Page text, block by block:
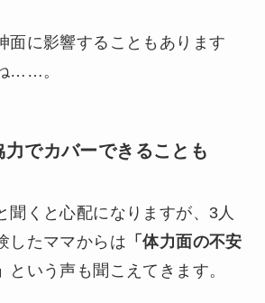
面に影響することもあります
……。
でカバーできることも
聞くと心配になりますが、3人
したママからは 「体力面の不安
という声も聞こえてきます。